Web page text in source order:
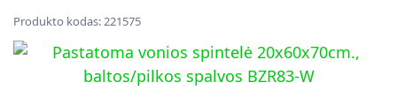
Produkto kodas:221575